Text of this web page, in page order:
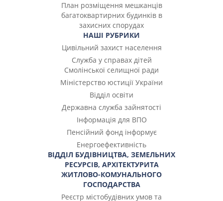
План розміщення мешканців
багатоквартирних будинків в
захисних спорудах
НАШІ РУБРИКИ
Цивільний захист населення
Служба у справах дітей
Смолінської селищної ради
Міністерство юстиції України
Відділ освіти
Державна служба зайнятості
Інформація для ВПО
Пенсійний фонд інформує
Енергоефективність
ВІДДІЛ БУДІВНИЦТВА, ЗЕМЕЛЬНИХ
РЕСУРСІВ, АРХІТЕКТУРИТА
ЖИТЛОВО-КОМУНАЛЬНОГО
ГОСПОДАРСТВА
Реєстр містобудівних умов та